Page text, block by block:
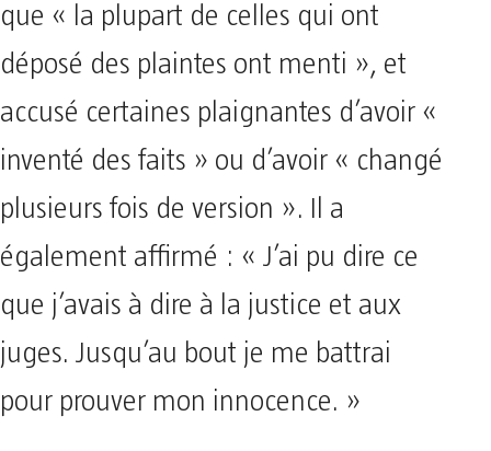
que « la plupart de celles qui ont
déposé des plaintes ont menti », et
accusé certaines plaignantes d’avoir «
inventé des faits » ou d’avoir « changé
plusieurs fois de version ». Il a
également affirmé : « J’ai pu dire ce
que j’avais à dire à la justice et aux
juges. Jusqu’au bout je me battrai
pour prouver mon innocence. »